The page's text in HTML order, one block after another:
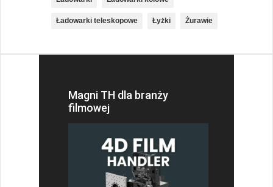
Ładowarki teleskopowe Łyżki Żurawie
Magni TH dla branży
filmowej